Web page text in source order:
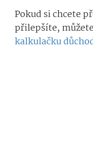
Pokud si chcete
přilepšíte,
kalkulačku